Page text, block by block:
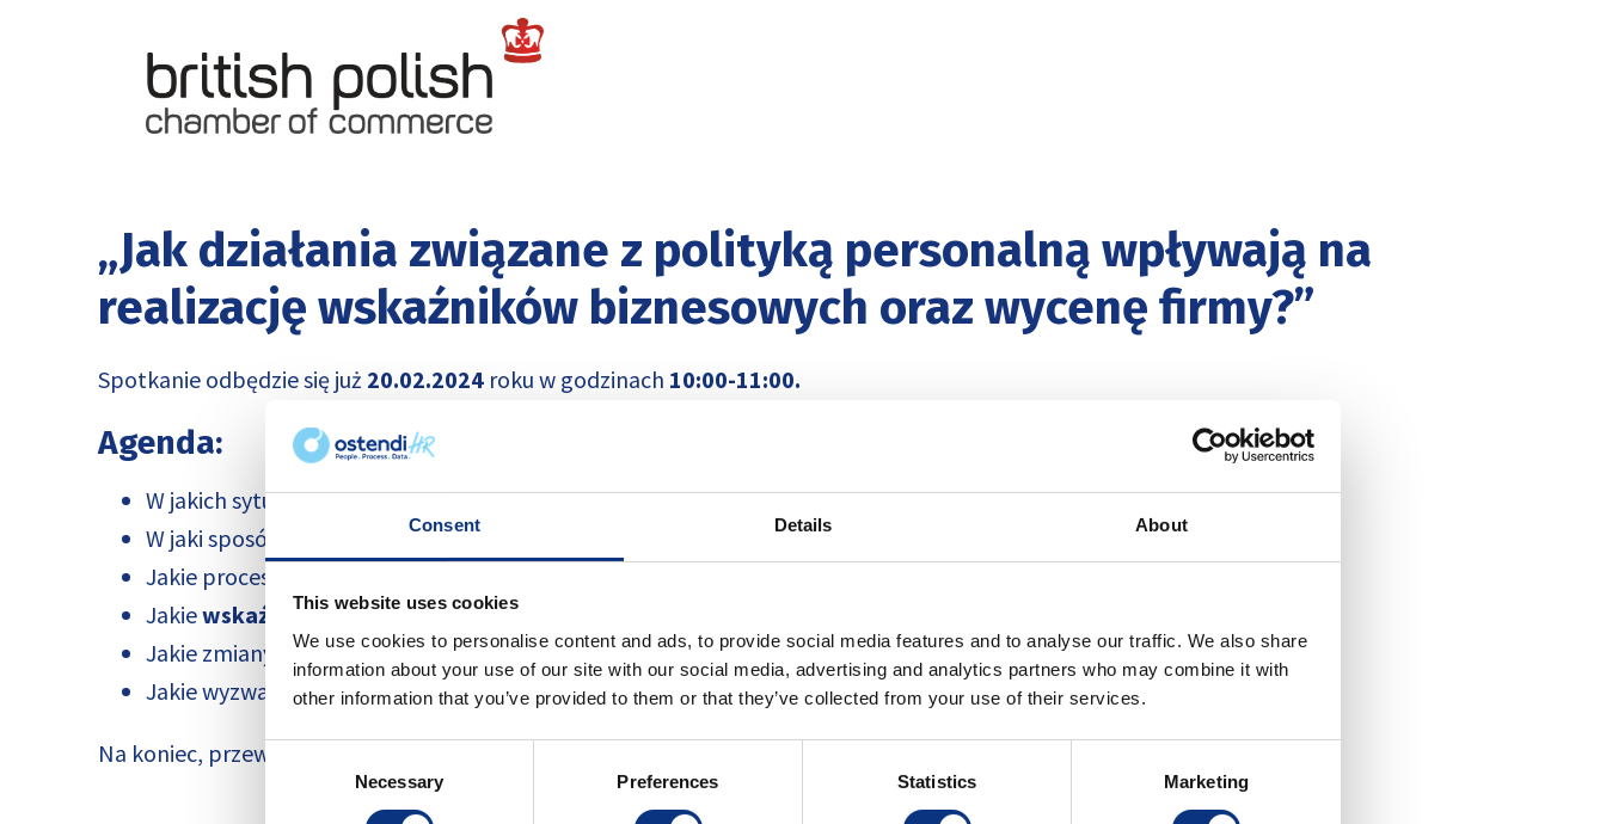
Consent Details About
This website uses cookies
We use cookies to personalise content and ads, to provide social media features and to analyse our traffic. We also share
information about your use of our site with our social media, advertising and analytics partners who may combine it with
other information that you’ve provided to them or that they’ve collected from your use of their services.
Consent
Necessary Preferences Statistics Marketing
„Jak działania związane z polityką personalną wpływają na
realizację wskaźników biznesowych oraz wycenę firmy?”
Spotkanie odbędzie się już 20.02.2024 roku w godzinach 10:00-11:00.
Agenda:
W jakich sytuacjach polityka personalnazyskuje na znaczeniu?
W jaki sposób przemyślana polityka personalna przekłada się naefektywność
Jakie procesy HR-owe warto wdrożyć
Jakiewskaźniki HRwarto monitorować?
Jakie zmiany w polityce personalnej są konieczne w obliczuzmian technologicznychi trendów rynkowych?
Jakie wyzwania w kontekście polityki personalnej stoją przedCEOkażdej firmy?
Na koniec, przewidziana jest również